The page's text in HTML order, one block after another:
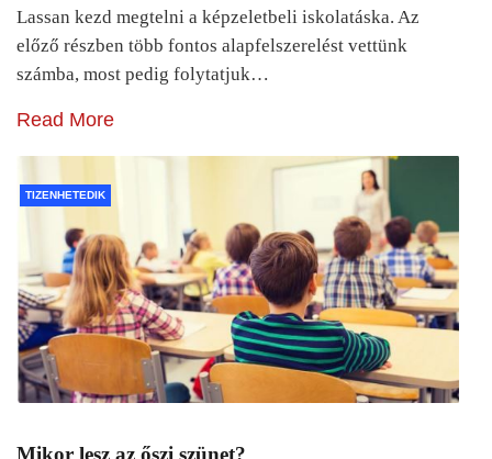
Lassan kezd megtelni a képzeletbeli iskolatáska. Az
előző részben több fontos alapfelszerelést vettünk
számba, most pedig folytatjuk…
Read More
TIZENHETEDIK
Mikor lesz az őszi szünet?